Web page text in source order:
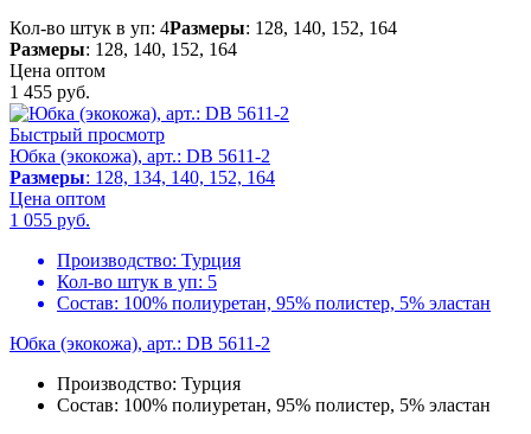
Кол-во штук в уп: 4Размеры: 128, 140, 152, 164
Размеры: 128, 140, 152, 164
Цена оптом
1 455 руб.
Быстрый просмотр
Юбка (экокожа), арт.: DB 5611-2
Размеры: 128, 134, 140, 152, 164
Цена оптом
1 055 руб.
Производство: Турция
Кол-во штук в уп: 5
Состав: 100% полиуретан, 95% полистер, 5% эластан
Юбка (экокожа), арт.: DB 5611-2
Производство: Турция
Состав: 100% полиуретан, 95% полистер, 5% эластан